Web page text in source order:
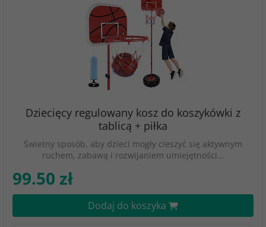
Dziecięcy regulowany kosz do koszykówki z
tablicą + piłka
Świetny sposób, aby dzieci mogły cieszyć się aktywnym
ruchem, zabawą i rozwijaniem umiejętności…
99.50 zł
Dodaj do koszyka